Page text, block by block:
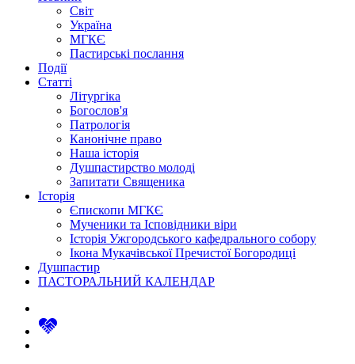
Світ
Україна
МГКЄ
Пастирські послання
Події
Статті
Літургіка
Богослов'я
Патрологія
Канонічне право
Наша історія
Душпастирство молоді
Запитати Священика
Історія
Єпископи МГКЄ
Мученики та Ісповідники віри
Історія Ужгородського кафедрального собору
Ікона Мукачівської Пречистої Богородиці
Душпастир
ПАСТОРАЛЬНИЙ КАЛЕНДАР